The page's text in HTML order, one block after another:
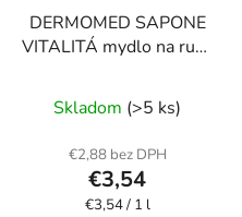
DERMOMED SAPONE
VITALITÁ mydlo na ruky
Skladom (>5 ks)
€2,88 bez DPH
€3,54
Jednotková
€3,54 / 1 l